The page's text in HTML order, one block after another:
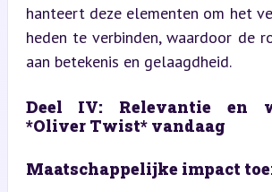
hanteert deze elementen om het
heden te verbinden, waardoor de
aan betekenis en gelaagdheid.
Deel IV: Relevantie en
*Oliver Twist* vandaag
Maatschappelijke impact